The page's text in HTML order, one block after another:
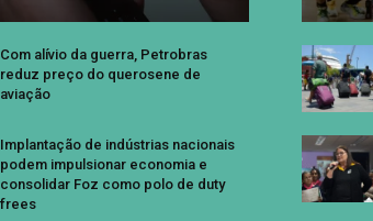
Com alívio da guerra, Petrobras
reduz preço do querosene de
aviação
Implantação de indústrias nacionais
podem impulsionar economia e
consolidar Foz como polo de duty
frees